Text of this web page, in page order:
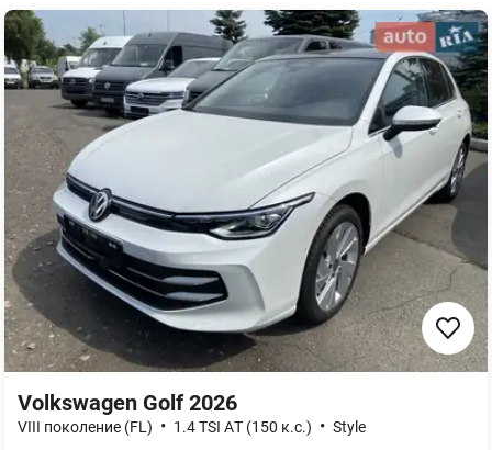
Volkswagen Golf 2026
VIII поколение (FL) • 1.4 TSI AТ (150 к.с.) • Style